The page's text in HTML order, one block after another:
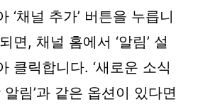
‘채널 추가’ 버튼을 누릅니
면, 채널 홈에서 ‘알림’ 설
클릭합니다. ‘새로운 소식
알림’과 같은 옵션이 있다면